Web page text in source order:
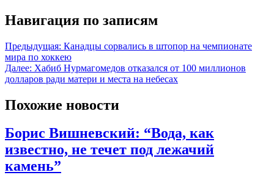
Навигация по записям
Предыдущая: Канадцы сорвались в штопор на чемпионате
мира по хоккею
Далее: Хабиб Нурмагомедов отказался от 100 миллионов
долларов ради матери и места на небесах
Похожие новости
Борис Вишневский: “Вода, как
известно, не течет под лежачий
камень”